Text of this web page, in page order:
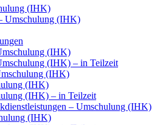
(IHK)
Umschulung (IHK)
(IHK)
(IHK) – in Teilzeit
(IHK)
(IHK)
(IHK) – in Teilzeit
– Umschulung (IHK)
(IHK)